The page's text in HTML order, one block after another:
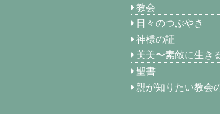
教会
日々のつぶやき
神様の証
美美〜素敵に生き
聖書
親が知りたい教会